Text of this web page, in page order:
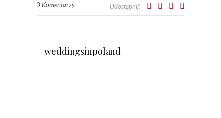
0 Komentarzy Udostępnij:
weddingsinpoland